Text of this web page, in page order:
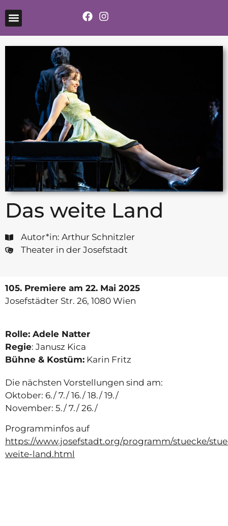
Das weite Land
Autor*in: Arthur Schnitzler
Theater in der Josefstadt
105. Premiere am 22. Mai 2025
Josefstädter Str. 26, 1080 Wien
Rolle: Adele Natter
Regie: Janusz Kica
Bühne & Kostüm: Karin Fritz
Die nächsten Vorstellungen sind am:
Oktober: 6./ 7./ 16./ 18./ 19./
November: 5./ 7./ 26./
Programminfos auf
https://www.josefstadt.org/programm/stuecke/
weite-land.html